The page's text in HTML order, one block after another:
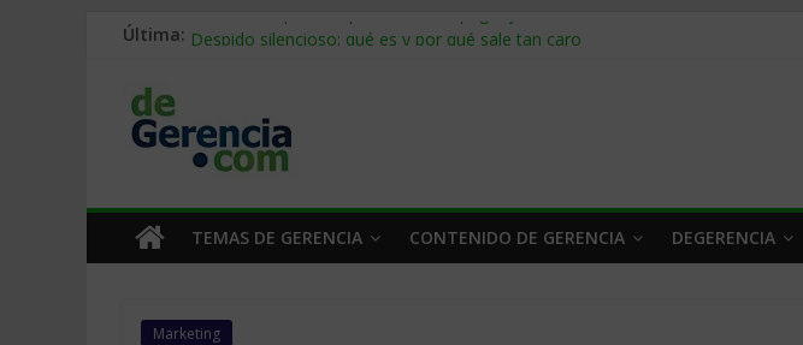
Última: Stablecoins para empresas: cómo pagar y cobrar en 2026
Trabajo forzoso en la cadena de suministro: qué hacer
Mercado hispano de EE. UU.: cómo segmentarlo y venderle
TEMAS DE GERENCIA CONTENIDO DE GERENCIA DEGERENCIA
Marketing